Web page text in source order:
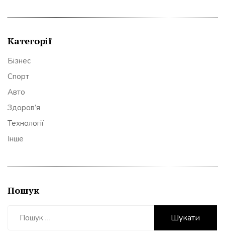
Категорії
Бізнес
Спорт
Авто
Здоров’я
Технології
Інше
Пошук